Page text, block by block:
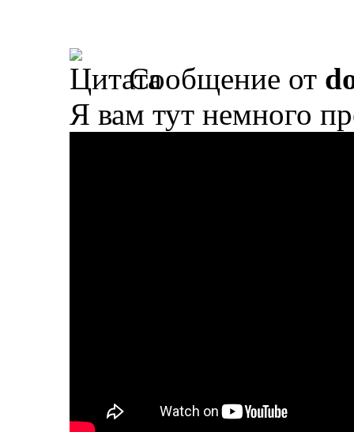
Сообщение от
Я вам тут немного